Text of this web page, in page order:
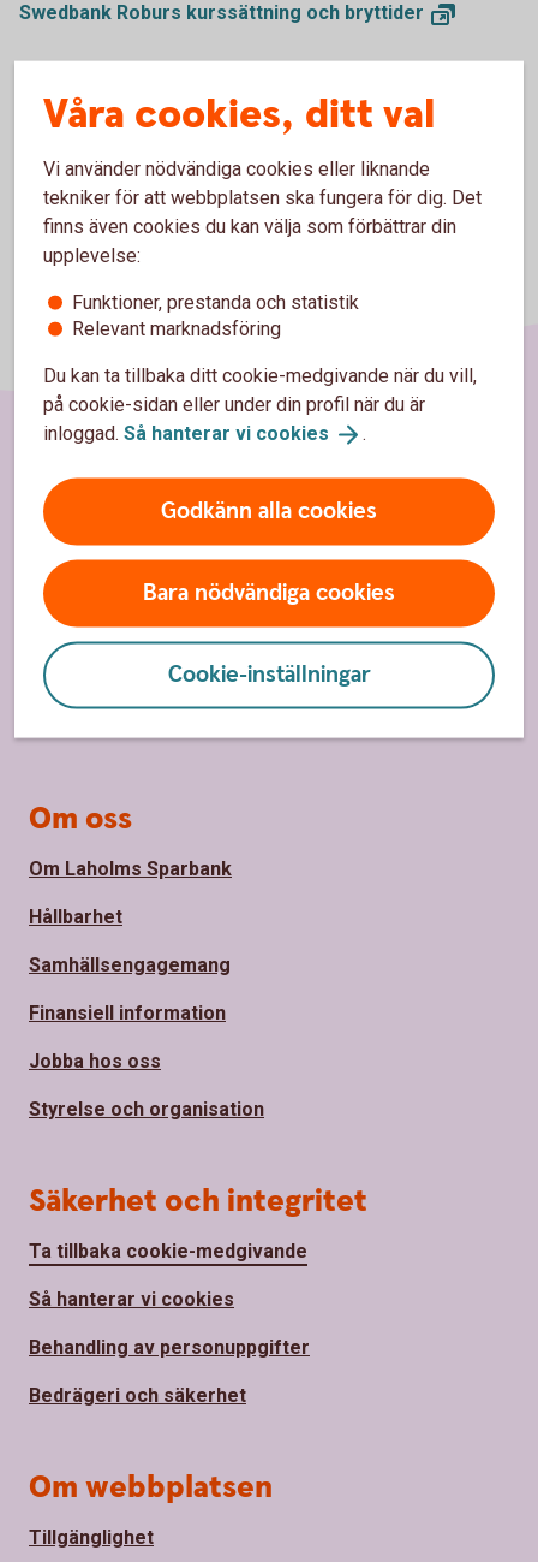
Swedbank Roburs kurssättning och bryttider
Våra cookies, ditt val
Vi använder nödvändiga cookies eller liknande
tekniker för att webbplatsen ska fungera för dig. Det
finns även cookies du kan välja som förbättrar din
upplevelse:
Funktioner, prestanda och statistik
Relevant marknadsföring
Du kan ta tillbaka ditt cookie-medgivande när du vill,
på cookie-sidan eller under din profil när du är
inloggad. Så hanterar vi cookies .
Godkänn alla cookies
Bara nödvändiga cookies
Cookie-inställningar
Sidfot
Hitta snabbt
Kundservice
Spärrhjälp
Våra kontor
Bli kund
Om oss
Om Laholms Sparbank
Hållbarhet
Samhällsengagemang
Finansiell information
Jobba hos oss
Styrelse och organisation
Säkerhet och integritet
Ta tillbaka cookie-medgivande
Så hanterar vi cookies
Behandling av personuppgifter
Bedrägeri och säkerhet
Om webbplatsen
Tillgänglighet